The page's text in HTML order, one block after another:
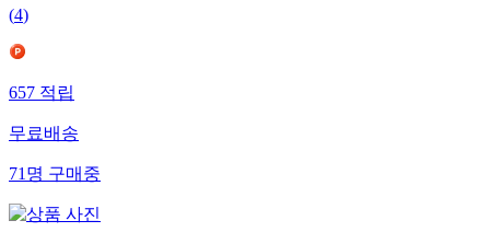
(4)
657적립
무료배송
71명구매중